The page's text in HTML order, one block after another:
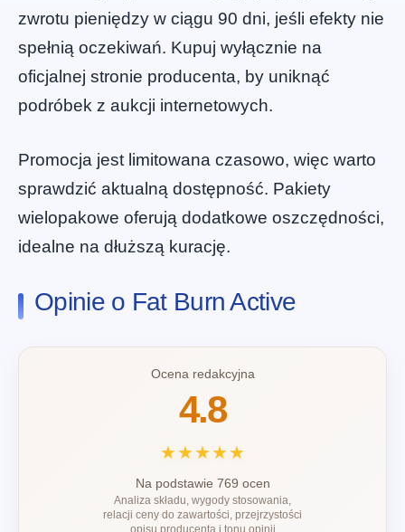
zwrotu pieniędzy w ciągu 90 dni, jeśli efekty nie
spełnią oczekiwań. Kupuj wyłącznie na
oficjalnej stronie producenta, by uniknąć
podróbek z aukcji internetowych.
Promocja jest limitowana czasowo, więc warto
sprawdzić aktualną dostępność. Pakiety
wielopakowe oferują dodatkowe oszczędności,
idealne na dłuższą kurację.
Opinie o Fat Burn Active
Ocena redakcyjna
4.8
★★★★★
Na podstawie 769 ocen
Analiza składu, wygody stosowania,
relacji ceny do zawartości, przejrzystości
opisu producenta i tonu opinii